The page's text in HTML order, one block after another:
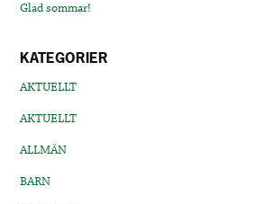
Glad sommar!
KATEGORIER
AKTUELLT
AKTUELLT
ALLMÄN
BARN